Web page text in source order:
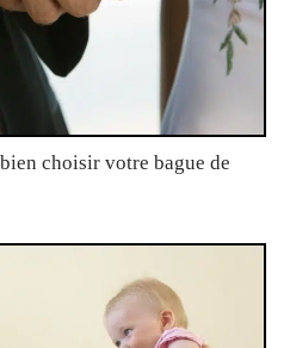
choisir votre bague de